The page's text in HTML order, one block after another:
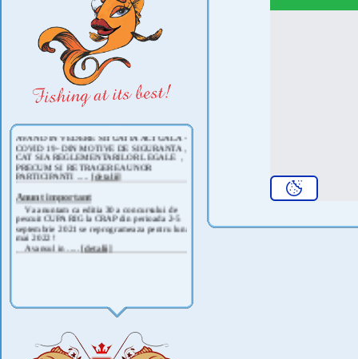
Taxe de pescuit 2025
Ø Taxa de pescuit pe pista de
concurs (EC 2) este de 170 RON
/pers/24 ore, 40 RON insotitor/24 ore sau 100
RON /pers/12 or .....
[detalii]
IN ATENTIA PESCARILOR !
Incepand cu luna NOIEMBRIE 2019 se va
deschide pescuitul la rapitor pe lacul Corbu !
Detalii si regulament, in curand ! .....[detalii]
COVID 19- DIN MOTIVE DE SIGURANTA ,
CAT SI A REGLEMENTARILOR LEGALE ,
PRECUM SI RETRAGEREA UNOR
PARTICIPANTI .....[detalii]
Anunt important
Va anuntam ca editia 30 a concursului de
pescuit CUPA RIG la CRAP din perioada 2-5
septembrie 2021 se reprogrameaza pentru luna
mai 2022 !
Avansul in .....